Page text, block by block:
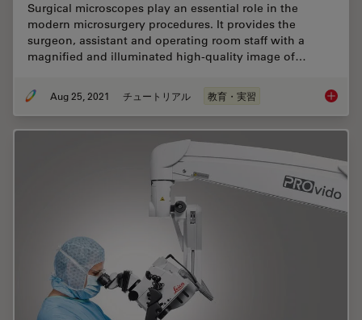
Surgical microscopes play an essential role in the
modern microsurgery procedures. It provides the
surgeon, assistant and operating room staff with a
magnified and illuminated high-quality image of…
Aug 25, 2021 チュートリアル 教育・実習 How to